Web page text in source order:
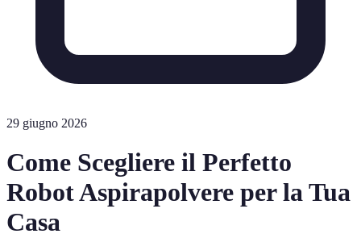
29 giugno 2026
Come Scegliere il Perfetto
Robot Aspirapolvere per la Tua
Casa